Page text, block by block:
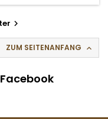

ZUM SEITENANFANG 